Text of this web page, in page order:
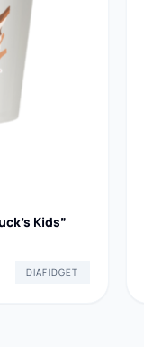
Kids”
DIAFIDGET